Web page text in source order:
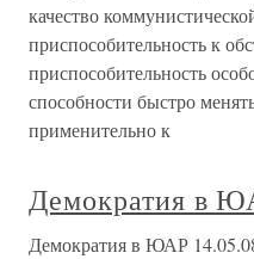
качество
приспособительность к
приспособительность
способности быстро
применительно к
Демократия в
Демократия в ЮАР